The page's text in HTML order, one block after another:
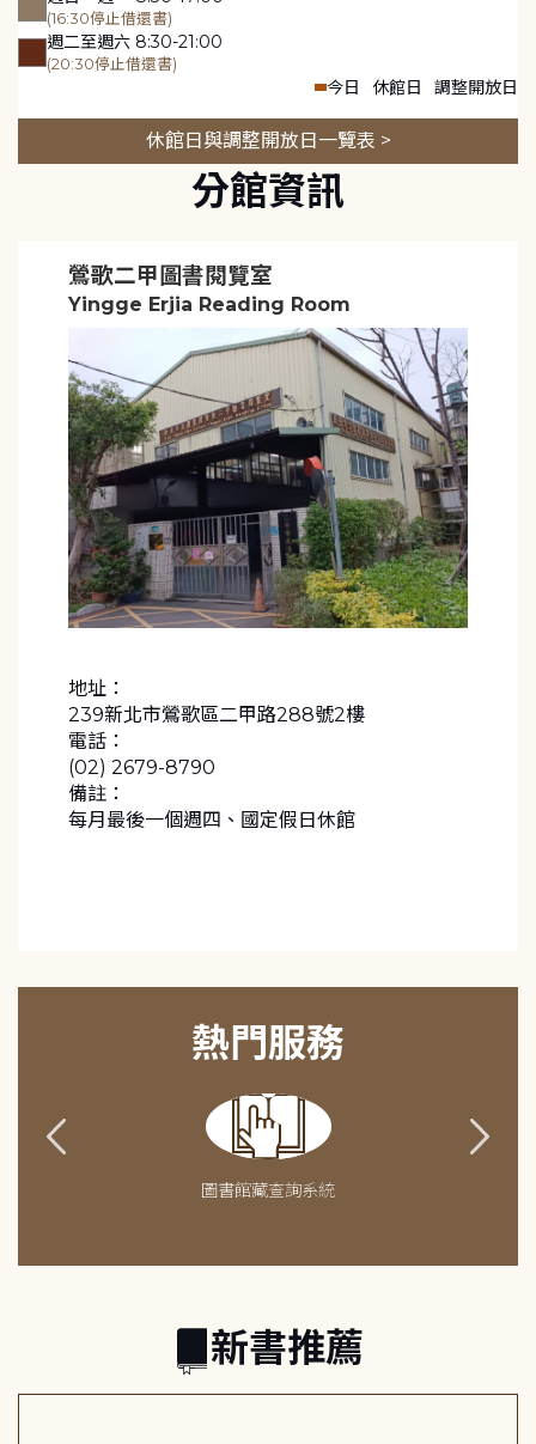
(16:30停止借還書)
週二至週六 8:30-21:00
(20:30停止借還書)
今日 休館日 調整開放日
休館日與調整開放日一覽表 >
分館資訊
鶯歌二甲圖書閱覽室
Yingge Erjia Reading Room
地址：
239新北市鶯歌區二甲路288號2樓
電話：
(02) 2679-8790
備註：
每月最後一個週四、國定假日休館
熱門服務
圖書館藏查詢系統
新書推薦